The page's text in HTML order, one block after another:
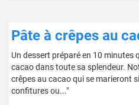
Pâte à crêpes au
Un dessert préparé en 10 minutes
cacao dans toute sa splendeur.
crêpes au cacao qui se marieront
confitures ou..."